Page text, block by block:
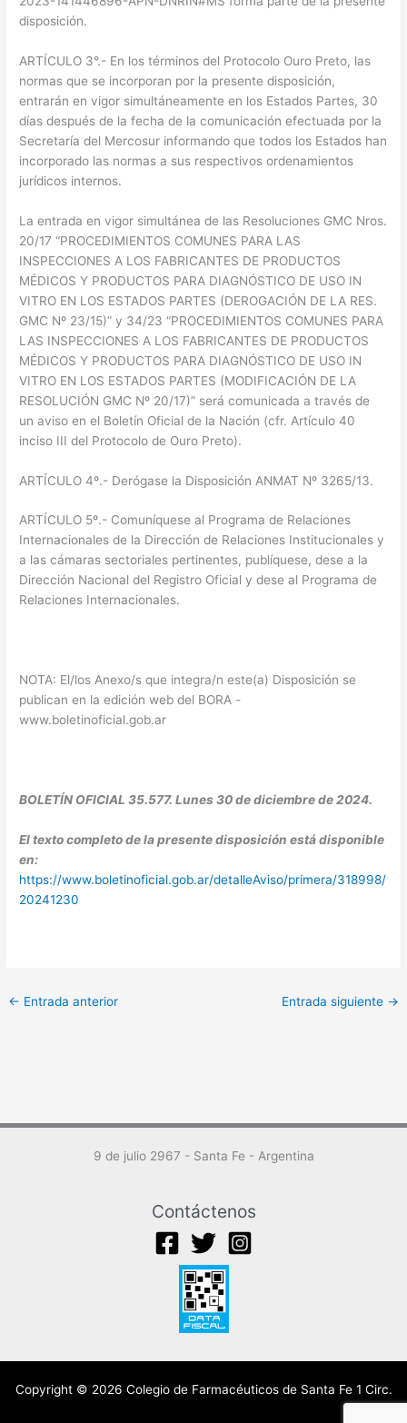
disposición.
ARTÍCULO 3°.- En los términos del Protocolo Ouro Preto, las
normas que se incorporan por la presente disposición,
entrarán en vigor simultáneamente en los Estados Partes, 30
días después de la fecha de la comunicación efectuada por la
Secretaría del Mercosur informando que todos los Estados han
incorporado las normas a sus respectivos ordenamientos
jurídicos internos.
La entrada en vigor simultánea de las Resoluciones GMC Nros.
20/17 “PROCEDIMIENTOS COMUNES PARA LAS
INSPECCIONES A LOS FABRICANTES DE PRODUCTOS
MÉDICOS Y PRODUCTOS PARA DIAGNÓSTICO DE USO IN
VITRO EN LOS ESTADOS PARTES (DEROGACIÓN DE LA RES.
GMC Nº 23/15)” y 34/23 “PROCEDIMIENTOS COMUNES PARA
LAS INSPECCIONES A LOS FABRICANTES DE PRODUCTOS
MÉDICOS Y PRODUCTOS PARA DIAGNÓSTICO DE USO IN
VITRO EN LOS ESTADOS PARTES (MODIFICACIÓN DE LA
RESOLUCIÓN GMC Nº 20/17)” será comunicada a través de
un aviso en el Boletín Oficial de la Nación (cfr. Artículo 40
inciso III del Protocolo de Ouro Preto).
ARTÍCULO 4º.- Derógase la Disposición ANMAT Nº 3265/13.
ARTÍCULO 5º.- Comuníquese al Programa de Relaciones
Internacionales de la Dirección de Relaciones Institucionales y
a las cámaras sectoriales pertinentes, publíquese, dese a la
Dirección Nacional del Registro Oficial y dese al Programa de
Relaciones Internacionales.
NOTA: El/los Anexo/s que integra/n este(a) Disposición se
publican en la edición web del BORA -
www.boletinoficial.gob.ar
BOLETÍN OFICIAL 35.577. Lunes 30 de diciembre de 2024.
El texto completo de la presente disposición está disponible
en:
https://www.boletinoficial.gob.ar/detalleAviso/primera/318998/
20241230
← Entrada anterior Entrada siguiente →
9 de julio 2967 - Santa Fe - Argentina
Contáctenos
Copyright © 2026 Colegio de Farmacéuticos de Santa Fe 1 Circ.